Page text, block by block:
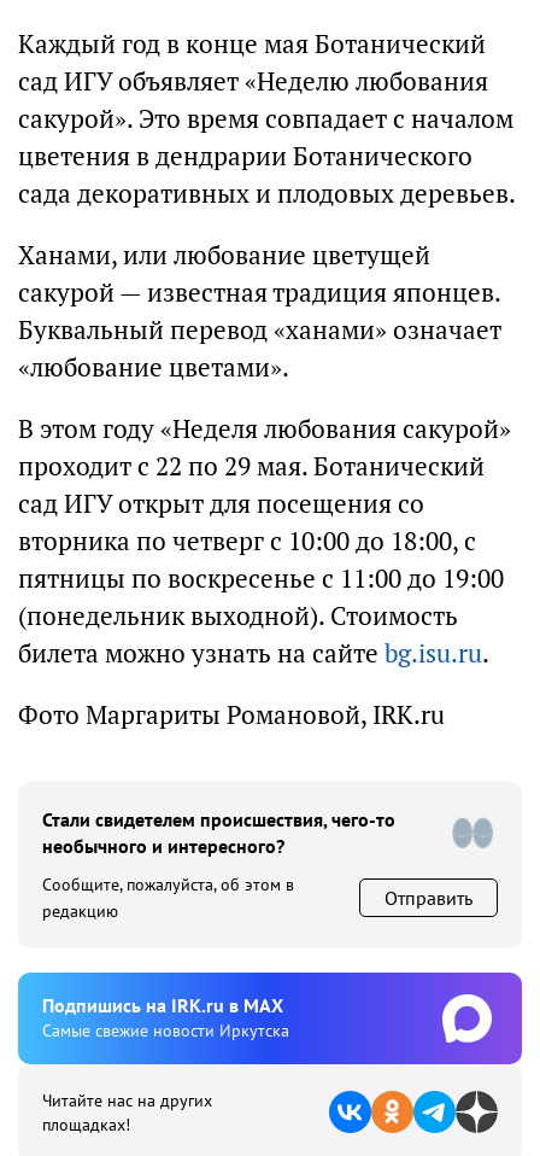
Каждый год в конце мая Ботанический
сад ИГУ объявляет «Неделю любования
сакурой». Это время совпадает с началом
цветения в дендрарии Ботанического
сада декоративных и плодовых деревьев.
Ханами, или любование цветущей
сакурой — известная традиция японцев.
Буквальный перевод «ханами» означает
«любование цветами».
В этом году «Неделя любования сакурой»
проходит с 22 по 29 мая. Ботанический
сад ИГУ открыт для посещения со
вторника по четверг с 10:00 до 18:00, с
пятницы по воскресенье с 11:00 до 19:00
(понедельник выходной). Стоимость
билета можно узнать на сайте bg.isu.ru.
Фото Маргариты Романовой, IRK.ru
Стали свидетелем происшествия, чего-то
необычного и интересного?
Сообщите, пожалуйста, об этом в
редакцию
Отправить
Подпишиcь на IRK.ru в MAX
Cамые свежие новости Иркутска
Читайте нас на других
площадках!